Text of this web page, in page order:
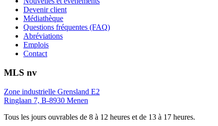
Devenir client
Médiathèque
Questions fréquentes (FAQ)
Abréviations
Emplois
Contact
MLS nv
Zone industrielle Grensland E2
Ringlaan 7, B-8930 Menen
Tous les jours ouvrables de 8 à 12 heures et de 13 à 17 heures.